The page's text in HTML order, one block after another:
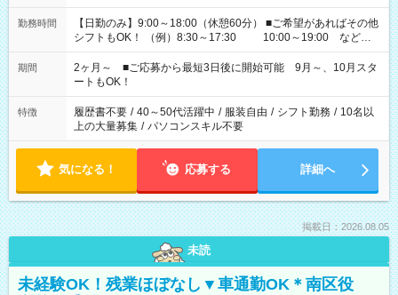
勤務時間
【日勤のみ】9:00～18:00（休憩60分） ■ご希望があればその他
シフトもOK！ （例）8:30～17:30 10:00～19:00 など
「家族とお休みを合わせたい」 「できれば残業はしたくない」
など、あなたのご希望に沿ったお仕事をご紹介します！ ※Wワ
ーク希望の方へ 今ご覧のお仕事で希望する勤務時間と、もう1つ
のお仕事の勤務時間。 合計で週40時間を超える場合は応募でき
ません
期間
2ヶ月～ ■ご応募から最短3日後に開始可能 9月～、10月スタ
ートもOK！
特徴 履歴書不要 / 40～50代活躍中 / 服装自由 / シフト勤務 / 10名以
上の大量募集 / パソコンスキル不要
気になる！ 応募する 詳細へ
掲載日：2026.08.05
未読
未経験OK！残業ほぼなし▼車通勤OK＊南区役